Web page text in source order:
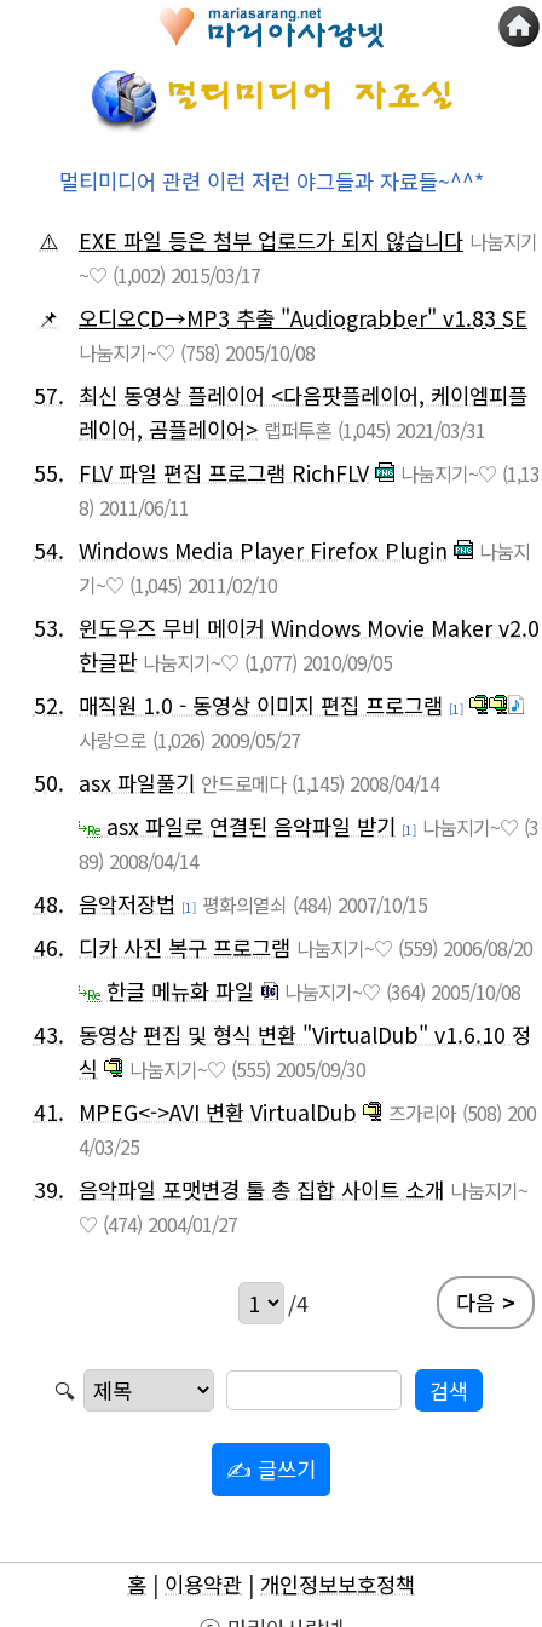
멀티미디어 관련 이런 저런 야그들과 자료들~^^*
⚠️
EXE 파일 등은 첨부 업로드가 되지 않습니다 나눔지기
~♡ (1,002) 2015/03/17
📌 오디오CD→MP3 추출 "Audiograbber" v1.83 SE
나눔지기~♡ (758) 2005/10/08
57. 최신 동영상 플레이어 <다음팟플레이어, 케이엠피플
레이어, 곰플레이어> 랩퍼투혼 (1,045) 2021/03/31
55. FLV 파일 편집 프로그램 RichFLV 나눔지기~♡ (1,13
8) 2011/06/11
54. Windows Media Player Firefox Plugin
나눔지
기~♡ (1,045) 2011/02/10
53. 윈도우즈 무비 메이커 Windows Movie Maker v2.0
한글판 나눔지기~♡ (1,077) 2010/09/05
52. 매직원 1.0 - 동영상 이미지 편집 프로그램 [1]
사랑으로 (1,026) 2009/05/27
50. asx 파일풀기 안드로메다 (1,145) 2008/04/14
Re asx 파일로 연결된 음악파일 받기 [1] 나눔지기~♡ (3
89) 2008/04/14
48. 음악저장법 [1] 평화의열쇠 (484) 2007/10/15
46. 디카 사진 복구 프로그램 나눔지기~♡ (559) 2006/08/20
Re 한글 메뉴화 파일 나눔지기~♡ (364) 2005/10/08
43. 동영상 편집 및 형식 변환 "VirtualDub" v1.6.10 정
식
나눔지기~♡ (555) 2005/09/30
41. MPEG<->AVI 변환 VirtualDub 즈가리아 (508) 200
4/03/25
39. 음악파일 포맷변경 툴 총 집합 사이트 소개 나눔지기~
♡ (474) 2004/01/27
/4 다음 >
🔍
✍ 글쓰기
홈 | 이용약관 | 개인정보보호정책